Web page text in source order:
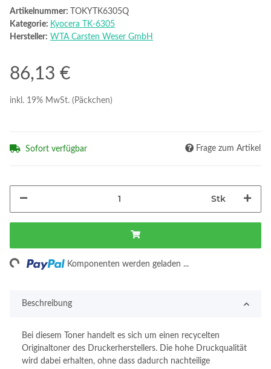
Artikelnummer:
TOKYTK6305Q
Kategorie: Kyocera TK-6305
Hersteller: WTA Carsten Weser GmbH
86,13 €
inkl. 19% MwSt. (Päckchen)
Sofort verfügbar Frage zum Artikel
Stk
Komponenten werden geladen ...
Beschreibung
Bei diesem Toner handelt es sich um einen recycelten
Originaltoner des Druckerherstellers. Die hohe Druckqualität
wird dabei erhalten, ohne dass dadurch nachteilige